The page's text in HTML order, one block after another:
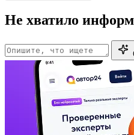
Не хватило